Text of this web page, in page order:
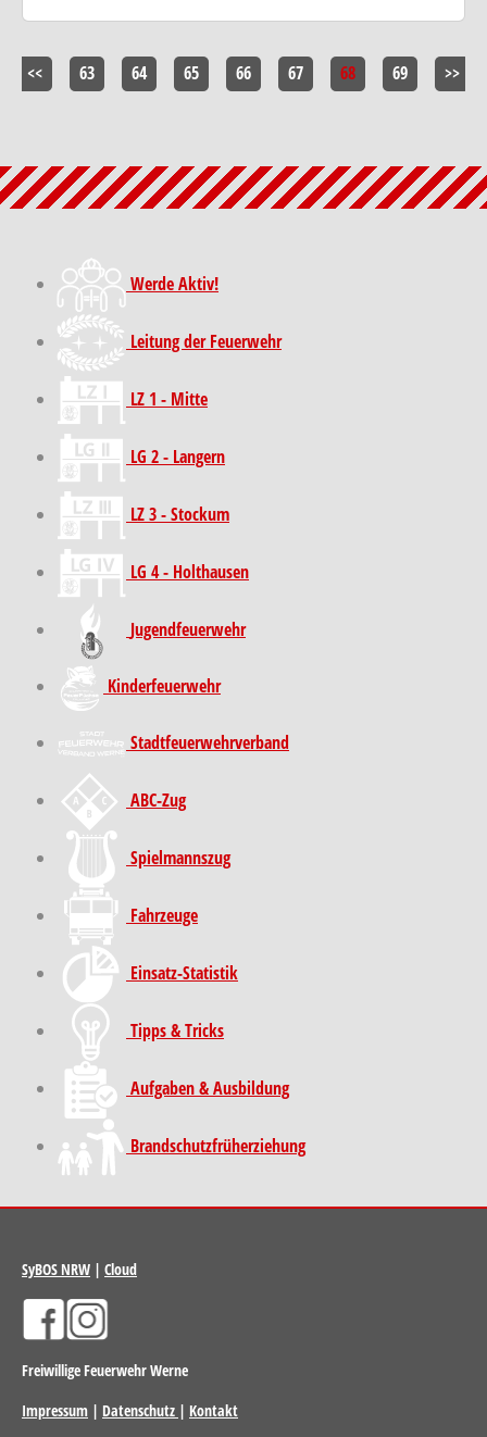
<< 63 64 65 66 67 68 69 >>
Werde Aktiv!
Leitung der Feuerwehr
LZ 1 - Mitte
LG 2 - Langern
LZ 3 - Stockum
LG 4 - Holthausen
Jugendfeuerwehr
Kinder­feuer­wehr
Stadt­feuer­wehr­verband
ABC-Zug
Spielmannszug
Fahrzeuge
Einsatz-Statistik
Tipps & Tricks
Aufgaben & Ausbildung
Brand­schutz­früh­erziehung
SyBOS NRW | Cloud
Freiwillige Feuerwehr Werne
Impressum | Datenschutz | Kontakt